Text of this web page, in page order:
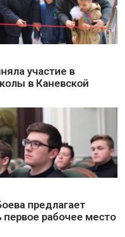
участие в
в Каневской
предлагает
первое рабочее место